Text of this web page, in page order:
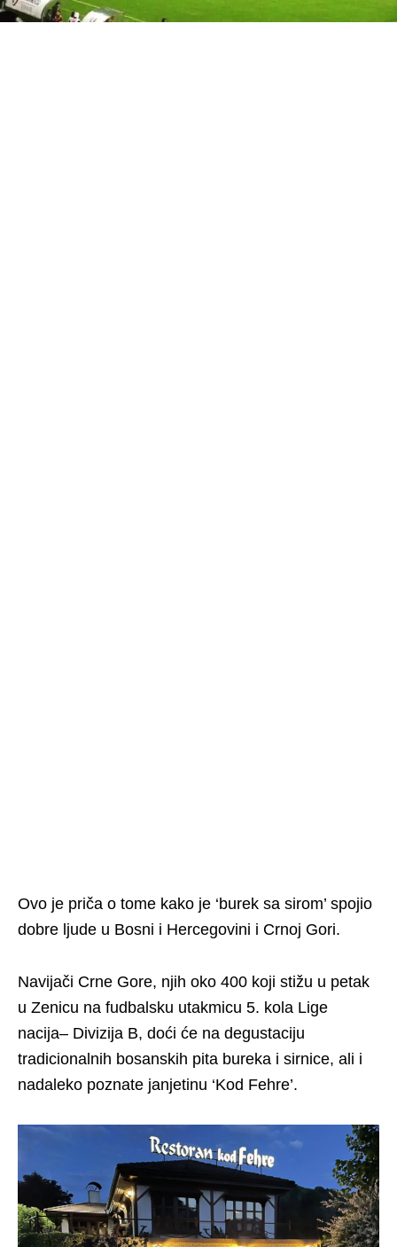
Ovo je priča o tome kako je ‘burek sa sirom’ spojio
dobre ljude u Bosni i Hercegovini i Crnoj Gori.
Navijači Crne Gore, njih oko 400 koji stižu u petak
u Zenicu na fudbalsku utakmicu 5. kola Lige
nacija– Divizija B, doći će na degustaciju
tradicionalnih bosanskih pita bureka i sirnice, ali i
nadaleko poznate janjetinu ‘Kod Fehre’.